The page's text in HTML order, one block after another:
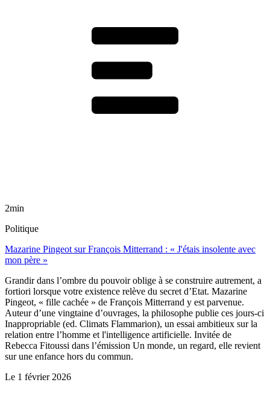
2min
Politique
Mazarine Pingeot sur François Mitterrand : « J'étais insolente avec
mon père »
Grandir dans l’ombre du pouvoir oblige à se construire autrement, a
fortiori lorsque votre existence relève du secret d’Etat. Mazarine
Pingeot, « fille cachée » de François Mitterrand y est parvenue.
Auteur d’une vingtaine d’ouvrages, la philosophe publie ces jours-ci
Inappropriable (ed. Climats Flammarion), un essai ambitieux sur la
relation entre l’homme et l'intelligence artificielle. Invitée de
Rebecca Fitoussi dans l’émission Un monde, un regard, elle revient
sur une enfance hors du commun.
Le 1 février 2026